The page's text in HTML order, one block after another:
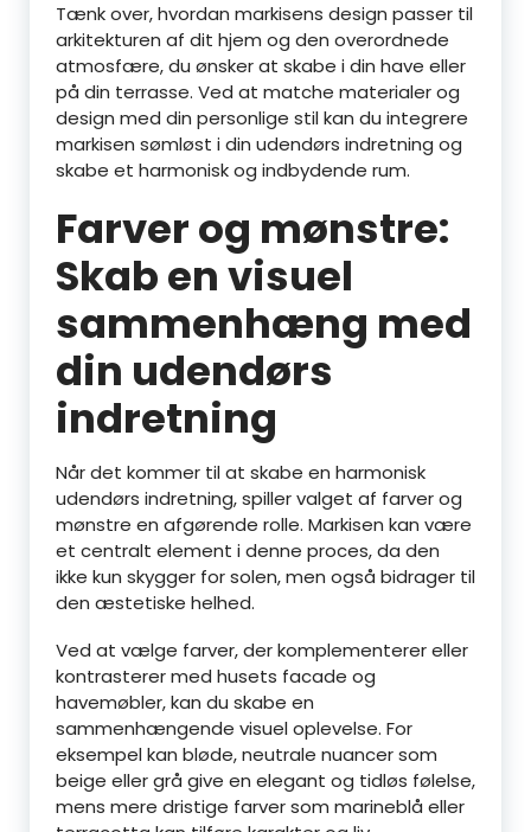
Tænk over, hvordan markisens design passer til
arkitekturen af dit hjem og den overordnede
atmosfære, du ønsker at skabe i din have eller
på din terrasse. Ved at matche materialer og
design med din personlige stil kan du integrere
markisen sømløst i din udendørs indretning og
skabe et harmonisk og indbydende rum.
Farver og mønstre:
Skab en visuel
sammenhæng med
din udendørs
indretning
Når det kommer til at skabe en harmonisk
udendørs indretning, spiller valget af farver og
mønstre en afgørende rolle. Markisen kan være
et centralt element i denne proces, da den
ikke kun skygger for solen, men også bidrager til
den æstetiske helhed.
Ved at vælge farver, der komplementerer eller
kontrasterer med husets facade og
havemøbler, kan du skabe en
sammenhængende visuel oplevelse. For
eksempel kan bløde, neutrale nuancer som
beige eller grå give en elegant og tidløs følelse,
mens mere dristige farver som marineblå eller